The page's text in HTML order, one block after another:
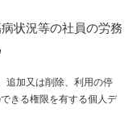
状況等の社員の労務
追加又は削除、利用の停
きる権限を有する個人デ